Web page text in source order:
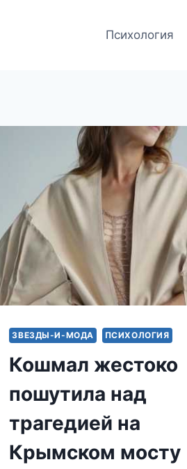
Психология
ЗВЕЗДЫ-И-МОДА ПСИХОЛОГИЯ
Кошмал жестоко
пошутила над
трагедией на
Крымском мосту